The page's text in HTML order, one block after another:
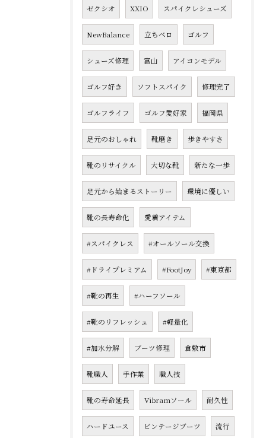
ゼクシオ XXIO スパイクレシューズ
NewBalance 立ちベロ ゴルフ
シューズ修理 富山 アイコンモデル
ゴルフ好き ソフトスパイク 修理完了
ゴルフライフ ゴルフ愛好家 福岡県
足元のおしゃれ 靴磨き 歩きやすさ
靴のリサイクル 大切な靴 新たな一歩
足元から始まるストーリー 環境に優しい
靴の長寿命化 愛着アイテム
#スパイクレス #オールソール交換
#ドライプレミアム #FootJoy #東京都
#靴の再生 #ハーフソール
#靴のリフレッシュ #軽量化
#加水分解 ブーツ修理 倉敷市
靴職人 手作業 職人技
靴の寿命延長 Vibramソール 耐久性
ハードユース ビンテージブーツ 流行